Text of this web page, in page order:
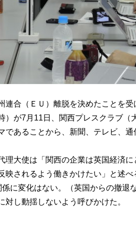
連合（ＥＵ）離脱を決めたことを
）が7月 11 日、関西プレスクラブ（
であることから、新聞、テレビ、通
大使は「関西の企業は英国経済
映されるよう働きかけたい」と述
に変化はない。（英国からの撤退
対し動揺しないよう呼びかけた。